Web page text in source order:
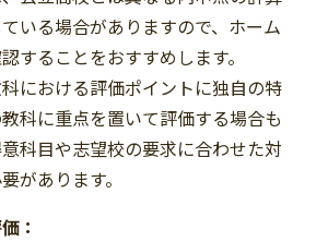
いる場合がありますので、ホーム
することをおすすめします。
における評価ポイントに独自の特
科に重点を置いて評価する場合も
科目や志望校の要求に合わせた対
があります。
：